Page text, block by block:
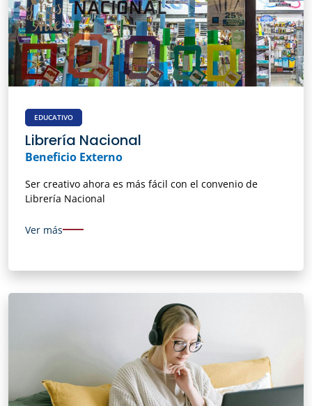
EDUCATIVO
Librería Nacional
Beneficio Externo
Ser creativo ahora es más fácil con el convenio de
Librería Nacional
Ver más